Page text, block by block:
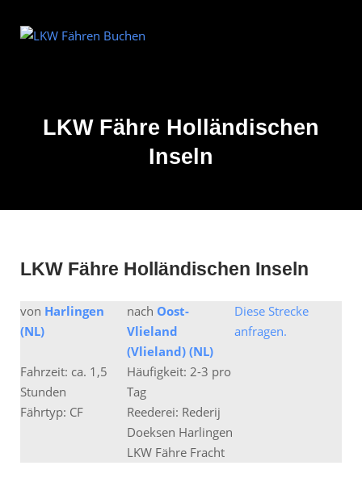
Home
LKW Fähre Holländischen
Inseln
LKW Fähre Holländischen Inseln
von Harlingen
(NL)
nach Oost-
Vlieland
(Vlieland) (NL)
Diese Strecke
anfragen.
Fahrzeit: ca. 1,5
Stunden
Häufigkeit: 2-3 pro
Tag
Fährtyp: CF
Reederei: Rederij
Doeksen Harlingen
LKW Fähre Fracht